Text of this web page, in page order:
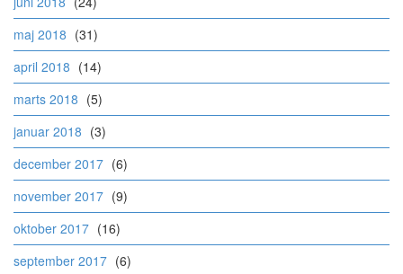
maj 2018 (31)
april 2018 (14)
marts 2018 (5)
januar 2018 (3)
december 2017 (6)
november 2017 (9)
oktober 2017 (16)
september 2017 (6)